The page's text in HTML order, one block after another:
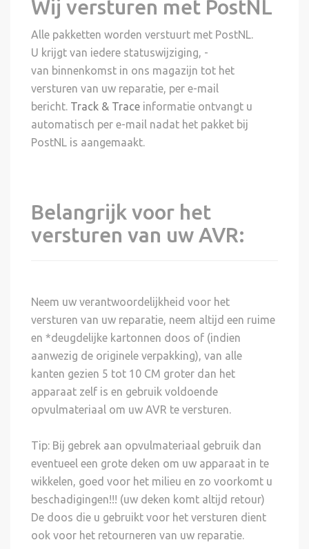
Wij versturen met PostNL
Alle pakketten worden verstuurt met PostNL.
U krijgt van iedere statuswijziging, -
van binnenkomst in ons magazijn tot het
versturen van uw reparatie, per e-mail
bericht. Track & Trace informatie ontvangt u
automatisch per e-mail nadat het pakket bij
PostNL is aangemaakt.
Belangrijk voor het
versturen van uw AVR:
Neem uw verantwoordelijkheid voor het
versturen van uw reparatie, neem altijd een ruime
en *deugdelijke kartonnen doos of (indien
aanwezig de originele verpakking), van alle
kanten gezien 5 tot 10 CM groter dan het
apparaat zelf is en gebruik voldoende
opvulmateriaal om uw AVR te versturen.
Tip: Bij gebrek aan opvulmateriaal gebruik dan
eventueel een grote deken om uw apparaat in te
wikkelen, goed voor het milieu en zo voorkomt u
beschadigingen!!! (uw deken komt altijd retour)
De doos die u gebruikt voor het versturen dient
ook voor het retourneren van uw reparatie.